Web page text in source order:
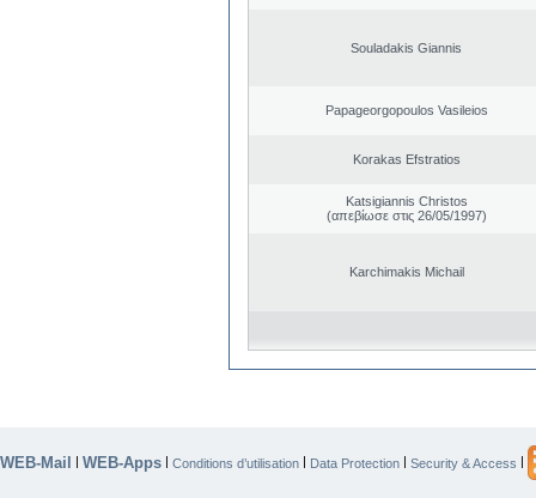
Souladakis Giannis
Papageorgopoulos Vasileios
Korakas Efstratios
Katsigiannis Christos
(απεβίωσε στις 26/05/1997)
Karchimakis Michail
WEB-Mail | WEB-Apps | Conditions d’utilisation | Data Protection | Security & Access |